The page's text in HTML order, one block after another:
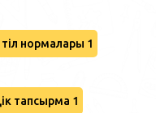
нормалары 1
тапсырма 1